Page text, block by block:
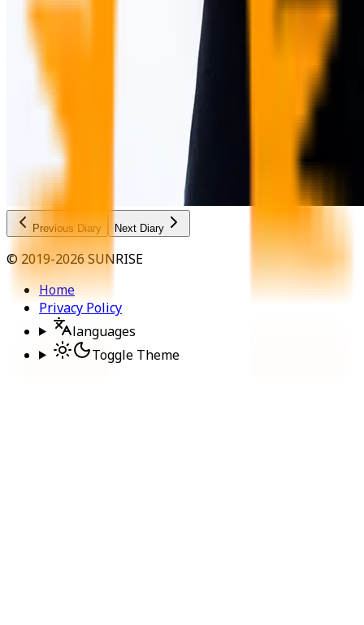
Previous Diary Next Diary
© 2019-2026 SUNRISE
Home
Privacy Policy
languages
Toggle Theme